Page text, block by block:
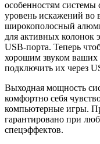
особенностям системы
уровень искажений во
широкополосный
для активных колонок
USB-порта. Теперь
хорошим звуком
подключить их через
Выходная мощность
комфортно себя
компьютерные игры.
гарантировано при
спецэффектов.